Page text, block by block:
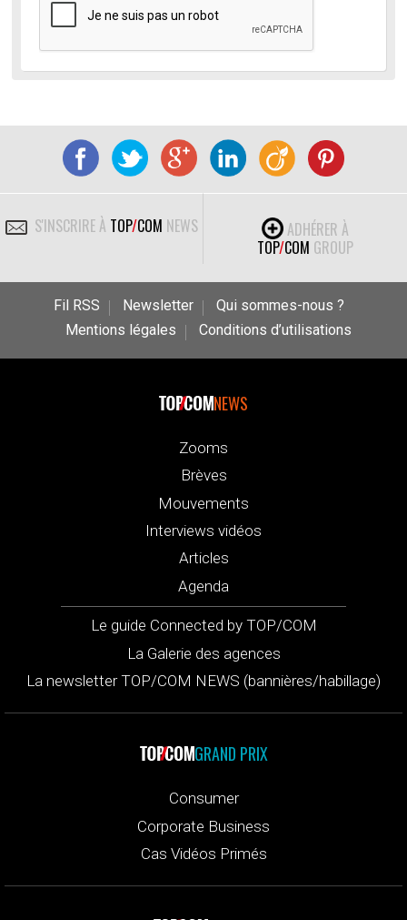
S'INSCRIRE À TOP/COM NEWS
ADHÉRER À
TOP/COM GROUP
Fil RSS Newsletter
Qui sommes-nous ?
Mentions légales
Conditions d’utilisations
NEWS
Zooms
Brèves
Mouvements
Interviews vidéos
Articles
Agenda
Le guide Connected by TOP/COM
La Galerie des agences
La newsletter TOP/COM NEWS (bannières/habillage)
GRAND PRIX
Consumer
Corporate Business
Cas Vidéos Primés